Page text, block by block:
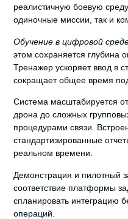
реалистичную боевую
одиночные миссии, так и
Обучение в цифровой
этом сохраняется глубина
Тренажер ускоряет ввод в
сокращает общее время
Система масштабируется
дрона до сложных
процедурами связи.
стандартизированные
реальном времени.
Демонстрация и пилотный
соответствие платформы
спланировать интеграцию
операций.